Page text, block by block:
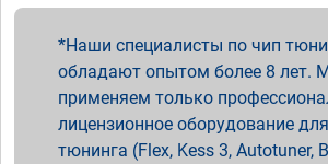
Наши специалисты по чип
обладают опытом более 8 лет.
применяем только
лицензионное оборудование
тюнинга (Flex, Kess 3, Autotuner,